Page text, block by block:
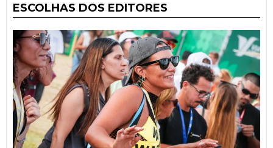
ESCOLHAS DOS EDITORES